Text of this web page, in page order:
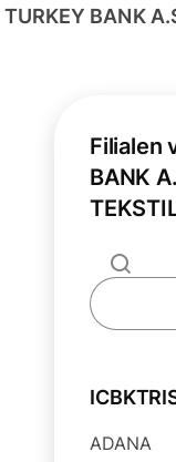
TURKEY BANK
Filialen
BANK
ADANA